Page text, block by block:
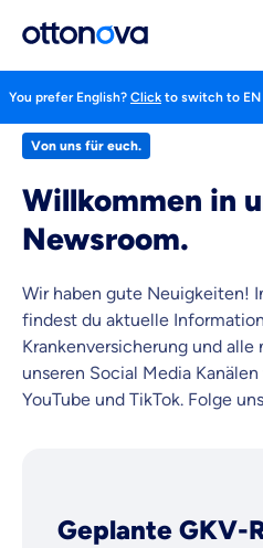
You prefer English? Click to switch to
Von uns für euch.
Willkommen in
Newsroom.
Wir haben gute Neuigkeiten!
findest du aktuelle
Krankenversicherung und alle
unseren Social Media
YouTube und TikTok. Folge
Geplante GKV-
Weil es uns
uns entscheidest.